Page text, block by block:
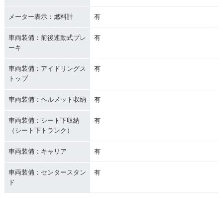
メーター表示：燃料計 有
車両装備：前後連動式ブレ
ーキ
有
車両装備：アイドリングス
トップ
有
車両装備：ヘルメット収納 有
車両装備：シート下収納
（シート下トランク）
有
車両装備：キャリア 有
車両装備：センタースタン
ド
有